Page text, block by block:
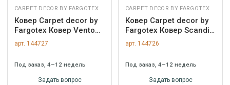
CARPET DECOR BY FARGOTEX
Ковер Carpet decor by
Fargotex Ковер Vento
Beige 160х230 см арт.
C1408
арт. 144727
Под заказ, 4–12 недель
Задать вопрос
CARPET DECOR BY FARGOTEX
Ковер Carpet decor by
Fargotex Ковер Scandi
Pure 160х230 см арт.
C1031
арт. 144726
Под заказ, 4–12 недель
Задать вопрос